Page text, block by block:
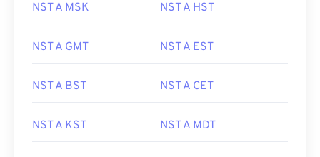
NST A MSK NST A HST
NST A GMT NST A EST
NST A BST NST A CET
NST A KST NST A MDT